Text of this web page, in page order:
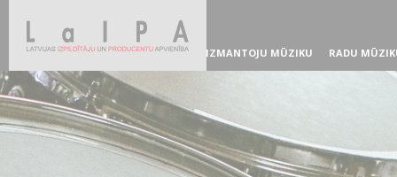
IZMANTOJU MŪZIKU RADU